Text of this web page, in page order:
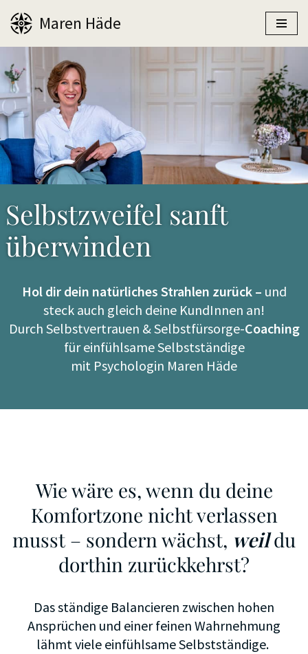
Zum
springen
Maren Häde
Selbstzweifel sanft
überwinden
Hol dir dein natürliches Strahlen zurück – und
steck auch gleich deine KundInnen an!
Durch Selbstvertrauen & Selbstfürsorge-Coaching
für einfühlsame Selbstständige
mit Psychologin Maren Häde
Wie wäre es, wenn du deine
Komfortzone nicht verlassen
musst – sondern wächst, weildu
dorthin zurückkehrst?
Das ständige Balancieren zwischen hohen
Ansprüchen und einer feinen Wahrnehmung
lähmt viele einfühlsame Selbstständige.